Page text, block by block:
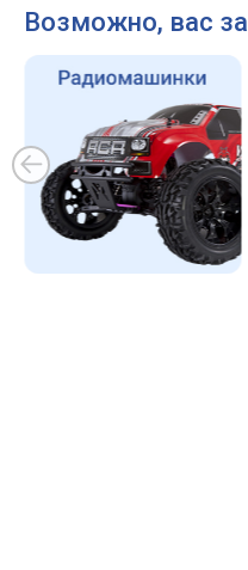
Возможно, вас